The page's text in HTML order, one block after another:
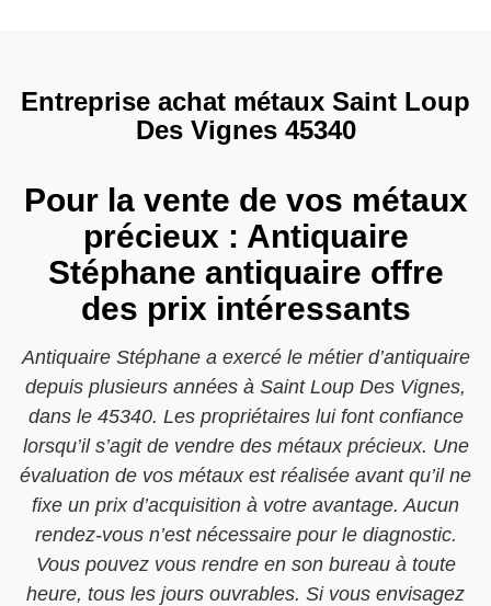
Entreprise achat métaux Saint Loup
Des Vignes 45340
Pour la vente de vos métaux
précieux : Antiquaire
Stéphane antiquaire offre
des prix intéressants
Antiquaire Stéphane a exercé le métier d’antiquaire
depuis plusieurs années à Saint Loup Des Vignes,
dans le 45340. Les propriétaires lui font confiance
lorsqu’il s’agit de vendre des métaux précieux. Une
évaluation de vos métaux est réalisée avant qu’il ne
fixe un prix d’acquisition à votre avantage. Aucun
rendez-vous n’est nécessaire pour le diagnostic.
Vous pouvez vous rendre en son bureau à toute
heure, tous les jours ouvrables. Si vous envisagez